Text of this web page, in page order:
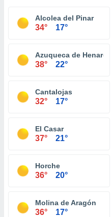
Alcolea del Pinar
34° 17°
Azuqueca de Henares
38° 22°
Cantalojas
32° 17°
El Casar
37° 21°
Horche
36° 20°
Molina de Aragón
36° 17°